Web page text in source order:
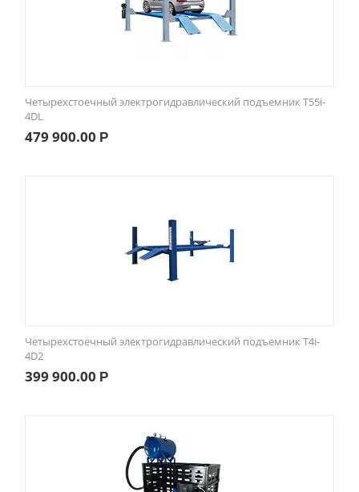
Четырехстоечный электрогидравлический подъемник T55i-
4DL
479 900.00 Р
Четырехстоечный электрогидравлический подъемник T4i-
4D2
399 900.00 Р